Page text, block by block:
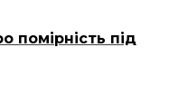
помірність під